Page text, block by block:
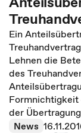
Ein
Lehnen die
des
Formnichtigkeit
der
News